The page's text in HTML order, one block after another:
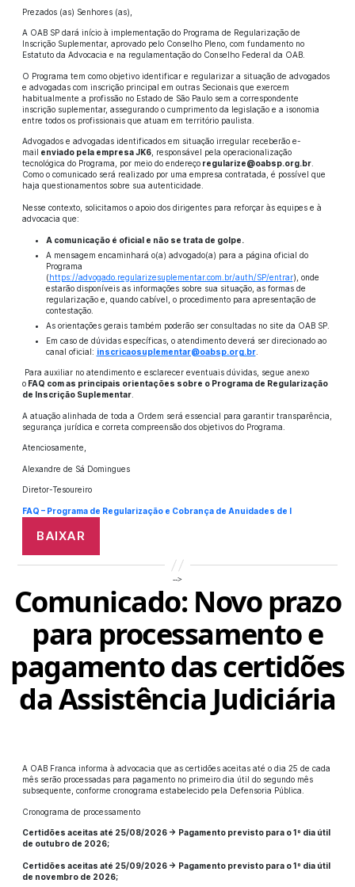
Prezados (as) Senhores (as),
A OAB SP dará início à implementação do Programa de Regularização de
Inscrição Suplementar, aprovado pelo Conselho Pleno, com fundamento no
Estatuto da Advocacia e na regulamentação do Conselho Federal da OAB.
O Programa tem como objetivo identificar e regularizar a situação de advogados
e advogadas com inscrição principal em outras Secionais que exercem
habitualmente a profissão no Estado de São Paulo sem a correspondente
inscrição suplementar, assegurando o cumprimento da legislação e a isonomia
entre todos os profissionais que atuam em território paulista.
Advogados e advogadas identificados em situação irregular receberão e-
mail enviado pela empresa JK6, responsável pela operacionalização
tecnológica do Programa, por meio do endereço regularize@oabsp.org.br.
Como o comunicado será realizado por uma empresa contratada, é possível que
haja questionamentos sobre sua autenticidade.
Nesse contexto, solicitamos o apoio dos dirigentes para reforçar às equipes e à
advocacia que:
A comunicação é oficial e não se trata de golpe.
A mensagem encaminhará o(a) advogado(a) para a página oficial do
Programa
(https://advogado.regularizesuplementar.com.br/auth/SP/entrar), onde
estarão disponíveis as informações sobre sua situação, as formas de
regularização e, quando cabível, o procedimento para apresentação de
contestação.
As orientações gerais também poderão ser consultadas no site da OAB SP.
Em caso de dúvidas específicas, o atendimento deverá ser direcionado ao
canal oficial: inscricaosuplementar@oabsp.org.br.
Para auxiliar no atendimento e esclarecer eventuais dúvidas, segue anexo
oFAQ com as principais orientações sobre o Programa de Regularização
de Inscrição Suplementar.
A atuação alinhada de toda a Ordem será essencial para garantir transparência,
segurança jurídica e correta compreensão dos objetivos do Programa.
Atenciosamente,
Alexandre de Sá Domingues
Diretor-Tesoureiro
FAQ – Programa de Regularização e Cobrança de Anuidades de I
BAIXAR
-->
Comunicado: Novo prazo
para processamento e
pagamento das certidões
da Assistência Judiciária
A OAB Franca informa à advocacia que as certidões aceitas até o dia 25 de cada
mês serão processadas para pagamento no primeiro dia útil do segundo mês
subsequente, conforme cronograma estabelecido pela Defensoria Pública.
Cronograma de processamento
Certidões aceitas até 25/08/2026 → Pagamento previsto para o 1º dia útil
de outubro de 2026;
Certidões aceitas até 25/09/2026 → Pagamento previsto para o 1º dia útil
de novembro de 2026;